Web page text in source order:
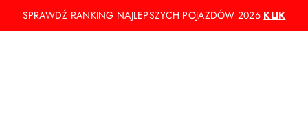
SPRAWDŹ RANKING NAJLEPSZYCH POJAZDÓW 2026 KLIK